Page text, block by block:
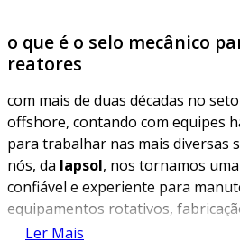
o que é o selo mecânico
reatores
com mais de duas décadas no
offshore, contando com equipes
para trabalhar nas mais diversas
nós, da lapsol, nos tornamos
confiável e experiente para
equipamentos rotativos,
recuperação de selos mecânicos.
Ler Mais